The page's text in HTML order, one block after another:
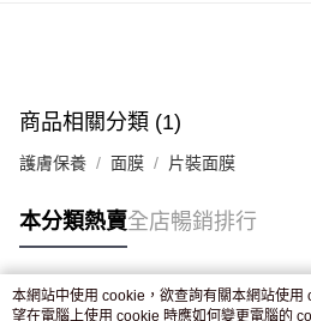
付款後門市自取，訂單確認後2-4個工
商品相關分類 (1)
護膚保養 面膜 片裝面膜
本分類熱賣全店暢銷排行
熱門標籤
本網站中使用 cookie，欲查詢有關本網站使
望在電腦上使用 cookie 時應如何變更電腦的